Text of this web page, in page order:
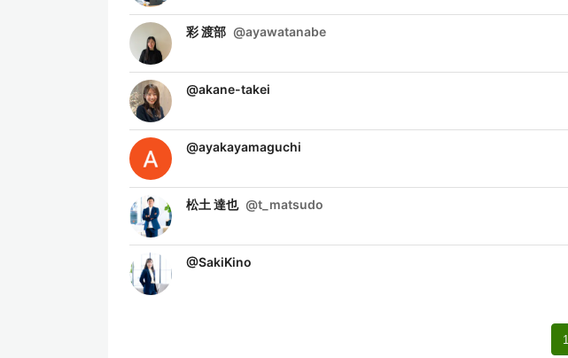
彩 渡部 @ayawatanabe
@akane-takei
@ayakayamaguchi
松土 達也 @t_matsudo
@SakiKino
1